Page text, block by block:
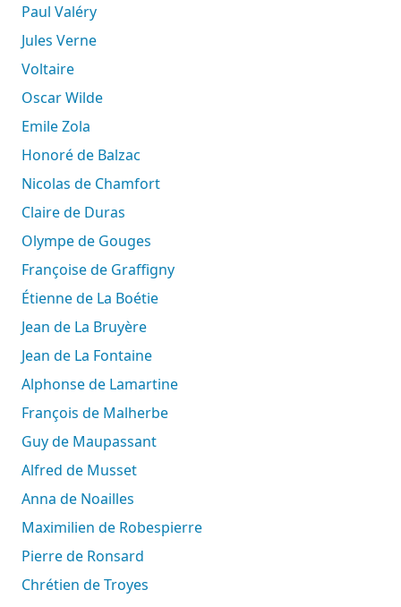
Paul Valéry
Jules Verne
Voltaire
Oscar Wilde
Emile Zola
Honoré de Balzac
Nicolas de Chamfort
Claire de Duras
Olympe de Gouges
Françoise de Graffigny
Étienne de La Boétie
Jean de La Bruyère
Jean de La Fontaine
Alphonse de Lamartine
François de Malherbe
Guy de Maupassant
Alfred de Musset
Anna de Noailles
Maximilien de Robespierre
Pierre de Ronsard
Chrétien de Troyes